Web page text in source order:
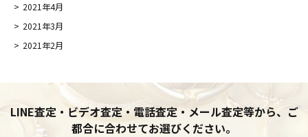
2021年4月
2021年3月
2021年2月
LINE査定・ビデオ査定・電話査定・メール査定等から、ご
都合に合わせてお選びください。